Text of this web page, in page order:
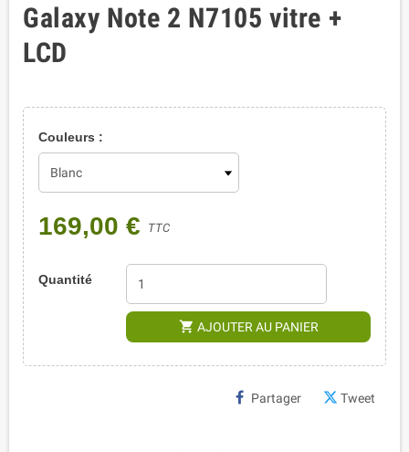
Galaxy Note 2 N7105 vitre +
LCD
Couleurs :
169,00 € TTC
Quantité
shopping_cart AJOUTER AU PANIER
Partager Tweet